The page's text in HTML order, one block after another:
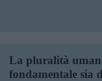
La pluralità
fondamentale sia